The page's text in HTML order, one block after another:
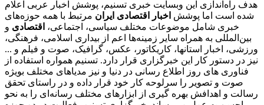
هدف راه‌اندازی این وبسایت خبری تسنیم، پوشش اخبار عربی اعلام
شده است اما پوشش اخبار اقتصادی ایران مرتبط با همه حوزه‌های
خبری شامل موضوعات مختلف سیاسی، اجتماعی، اقتصادی و
بین‌المللی به همراه سایر زمینه‌ها اعم از بیداری اسلامی، فرهنگی،
ورزشی، اخبار استانها، کاریکاتور، عکس، گرافیک، صوت و فیلم و ...
نیز در دستور کار این خبرگزاری قرار دارد. تسنیم همواره استفاده از
فناوری های روز اطلاع رسانی در دنیا و نیز مدیاهای مختلف بویژه
صوت و تصویر را سرلوحه کار خود قرار داده و در راستای تحقق
رسالت و اهدافش بهره گیری از ابزارهای مختلف رسانه‌ای را به نحو